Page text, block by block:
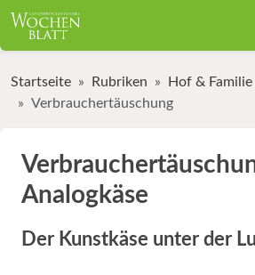
Startseite Rubriken Hof & Familie
Verbrauchertäuschung
Analogkäse
Der Kunstkäse unter der